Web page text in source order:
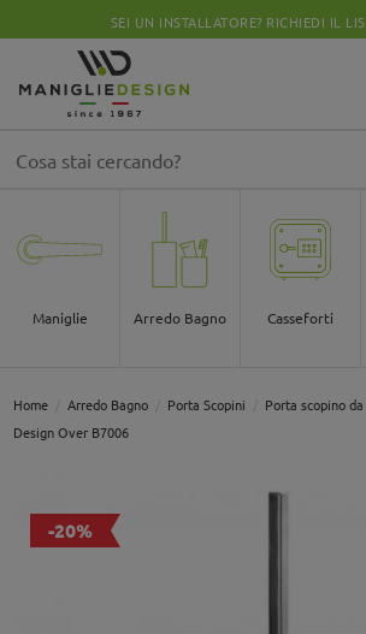
CHIUSI PER FERIE DALLO 08 AL 30
Maniglie Arredo Bagno Casseforti
Home Arredo Bagno Porta Scopini
Porta scopino
Design Over B7006
-20%